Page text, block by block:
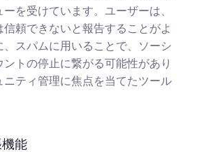
を受けています。ユーザーは、
頼できないと報告することがよ
、スパムに用いることで、ソーシ
トの停止に繋がる可能性があり
ニティ管理に焦点を当てたツール
能